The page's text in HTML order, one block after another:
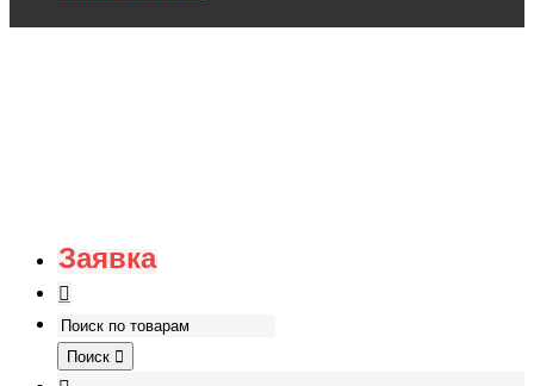
Заявка
Поиск